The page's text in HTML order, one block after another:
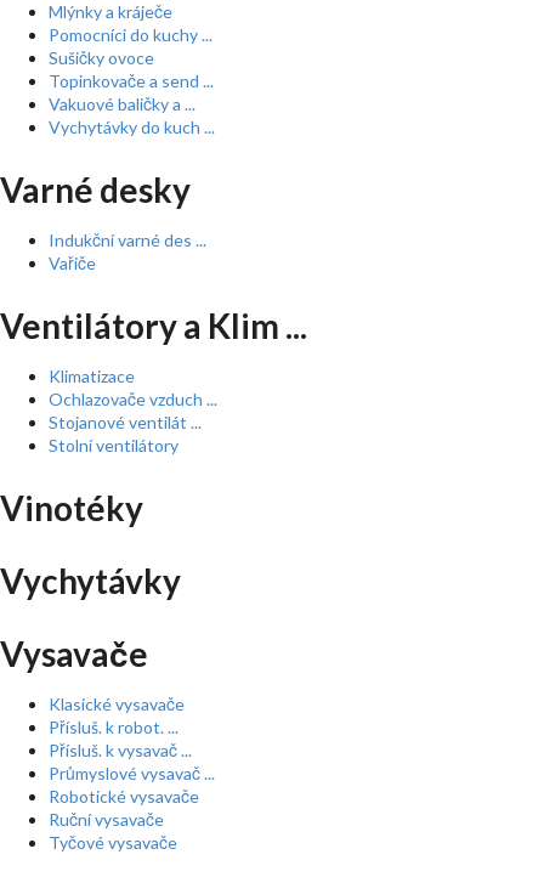
Mlýnky a kráječe
Pomocníci do kuchy ...
Sušičky ovoce
Topinkovače a send ...
Vakuové baličky a ...
Vychytávky do kuch ...
Varné desky
Indukční varné des ...
Vařiče
Ventilátory a Klim ...
Klimatizace
Ochlazovače vzduch ...
Stojanové ventilát ...
Stolní ventilátory
Vinotéky
Vychytávky
Vysavače
Klasické vysavače
Přísluš. k robot. ...
Přísluš. k vysavač ...
Průmyslové vysavač ...
Robotické vysavače
Ruční vysavače
Tyčové vysavače